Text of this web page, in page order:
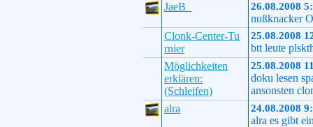
JaeB_
26.08.2008
nußknacker
Clonk-Center-Tu
rnier
25.08.2008
btt leute
Möglichkeiten
erklären:
(Schleifen)
25.08.2008
doku lesen
ansonsten
alra
24.08.2008
alra es gibt